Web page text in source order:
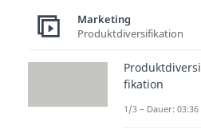
Marketing
Produktdiversifikation
Produktdiversi
fikation
1/3 – Dauer: 03:36